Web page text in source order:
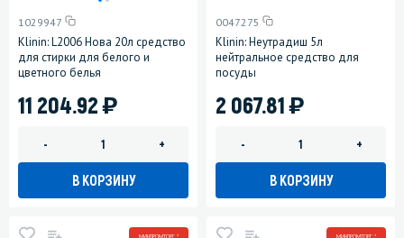
1029947
Klinin: L2006 Нова 20л средство
для стирки для белого и
цветного белья
11 204.92)
- +
В КОРЗИНУ
0047275
Klinin: Неутрадиш 5л
нейтральное средство для
посуды
2 067.81)
- +
В КОРЗИНУ
МИНПРОМТОРГ * МИНПРОМТОРГ *